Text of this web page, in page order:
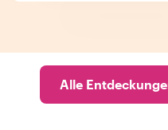
Alle